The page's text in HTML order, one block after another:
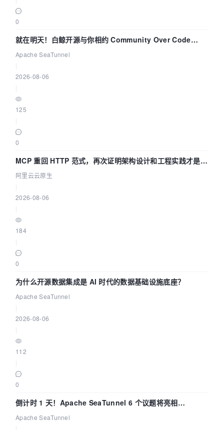
0
就在明天！白鲸开源与你相约 Community Over Code
Asia 2026 主题演讲！
Apache SeaTunnel
2026-08-06
125
0
MCP 重回 HTTP 范式，再次证明架构设计和工程实践才是稀
缺资源
阿里云云原生
2026-08-06
184
0
为什么开源数据集成是 AI 时代的数据基础设施底座？
Apache SeaTunnel
2026-08-06
112
0
倒计时 1 天！Apache SeaTunnel 6 个议题将亮相
Community Over Code Asia 2026
Apache SeaTunnel